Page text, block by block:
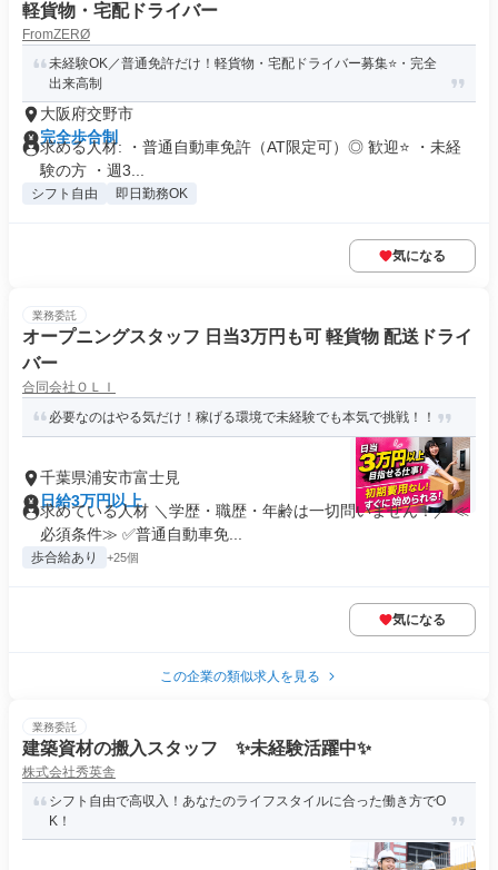
軽貨物・宅配ドライバー
FromZERØ
未経験OK／普通免許だけ！軽貨物・宅配ドライバー募集⭐️・完全
出来高制
大阪府交野市
完全歩合制
求める人材: ・普通自動車免許（AT限定可）◎ 歓迎⭐️ ・未経
験の方 ・週3...
シフト自由 即日勤務OK
気になる
業務委託
オープニングスタッフ 日当3万円も可 軽貨物 配送ドライ
バー
合同会社ＯＬＩ
必要なのはやる気だけ！稼げる環境で未経験でも本気で挑戦！！
千葉県浦安市富士見
日給3万円以上
求めている人材 ＼学歴・職歴・年齢は一切問いません！／ ≪
必須条件≫ ✅️普通自動車免...
歩合給あり +25個
気になる
この企業の類似求人を見る
業務委託
建築資材の搬入スタッフ ✨未経験活躍中✨
株式会社秀英舎
シフト自由で高収入！あなたのライフスタイルに合った働き方でO
K！